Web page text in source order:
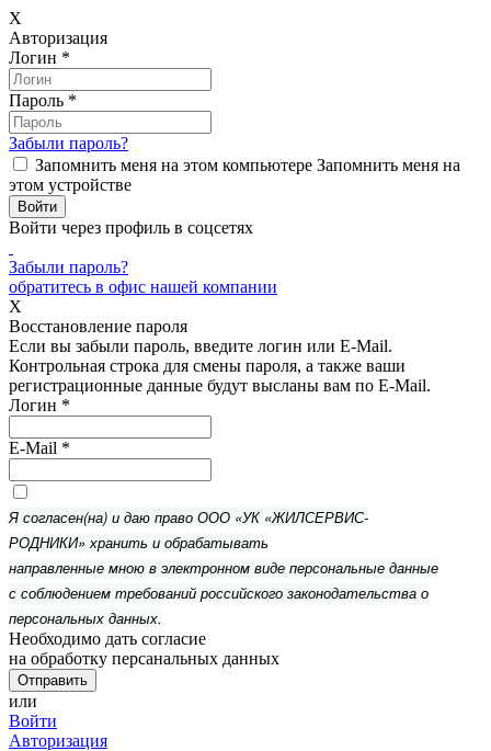
X
Авторизация
Логин *
Пароль *
Забыли пароль?
Запомнить меня на этом компьютере Запомнить меня на
этом устройстве
Войти через профиль в соцсетях
Забыли пароль?
обратитесь в офис нашей компании
X
Восстановление пароля
Если вы забыли пароль, введите логин или E-Mail.
Контрольная строка для смены пароля, а также ваши
регистрационные данные будут высланы вам по E-Mail.
Логин *
E-Mail *
Я согласен(на) и даю право ООО «УК «ЖИЛСЕРВИС-
РОДНИКИ» хранить и обрабатывать
направленные мною в электронном виде персональные данные
с соблюдением требований российского законодательства о
персональных данных.
Необходимо дать согласие
на обработку персанальных данных
или
Войти
Авторизация